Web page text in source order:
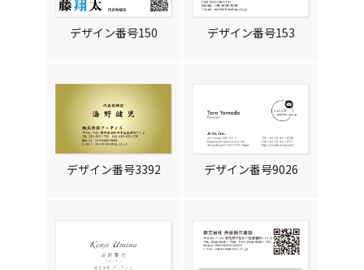
デザイン番号150 デザイン番号153
デザイン番号3392 デザイン番号9026